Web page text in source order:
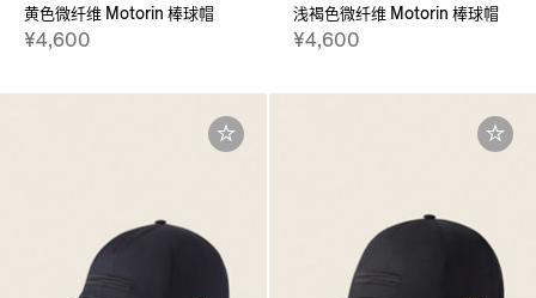
黄色微纤维 Motorin 棒球帽
¥4,600
浅褐色微纤维 Motorin 棒球帽
¥4,600